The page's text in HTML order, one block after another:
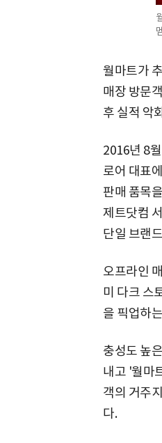
월마트가
매장 방문
후 실적 악
2016년 8
로어 대표
판매 품목
제트닷컴
단일 브랜
오프라인
미 다크 스
을 픽업하
충성도 높
내고 '월마
객의 거주
다.